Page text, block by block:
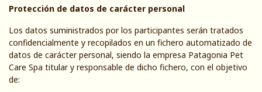
Protección de datos de carácter personal
Los datos suministrados por los participantes serán tratados
confidencialmente y recopilados en un fichero automatizado de
datos de carácter personal, siendo la empresa Patagonia Pet
Care Spa titular y responsable de dicho fichero, con el objetivo
de: